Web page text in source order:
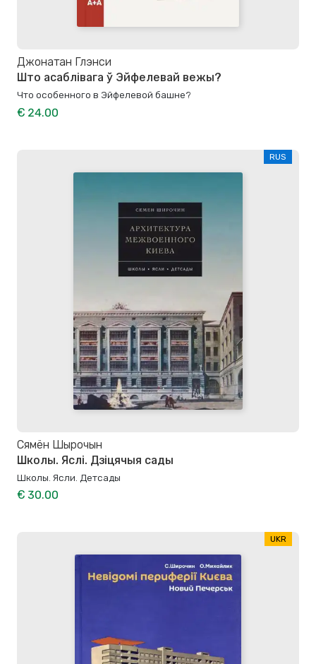
Джонатан Глэнси
Што асаблівага ў Эйфелевай вежы?
Что особенного в Эйфелевой башне?
€ 24.00
RUS
Сямён Шырочын
Школы. Яслі. Дзіцячыя сады
Школы. Ясли. Детсады
€ 30.00
UKR